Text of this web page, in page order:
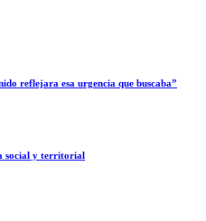
reflejara esa urgencia que buscaba”
social y territorial